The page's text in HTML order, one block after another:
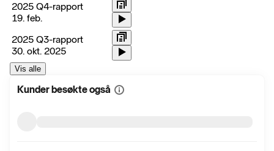
2025 Q4-rapport
19. feb.
2025 Q3-rapport
30. okt. 2025
Vis alle
Kunder besøkte også Vis